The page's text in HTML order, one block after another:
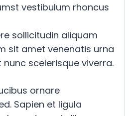
vestibulum rhoncus
sollicitudin aliquam
sit amet venenatis urna
nunc scelerisque viverra.
ornare
Sapien et ligula